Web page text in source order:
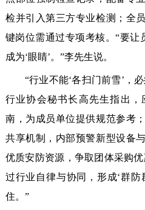
检并引入第三方专业检测；全
键岗位需通过专项考核。“要让
成为‘眼睛’。”李先生说。
“行业不能‘各扫门前雪’，
行业协会秘书长高先生指出
南，为成员单位提供规范参考
共享机制，内部预警新型设备
优质安防资源，争取团体采购
过行业自律与协同，形成‘群防
住。”